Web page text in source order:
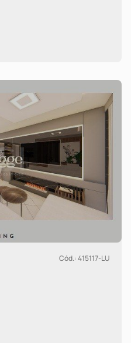
Cód.: 415117-LU